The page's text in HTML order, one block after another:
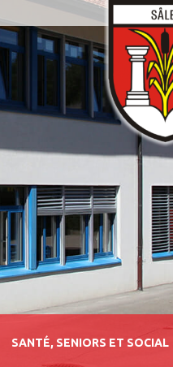
SANTÉ, SENIORS ET SOCIAL